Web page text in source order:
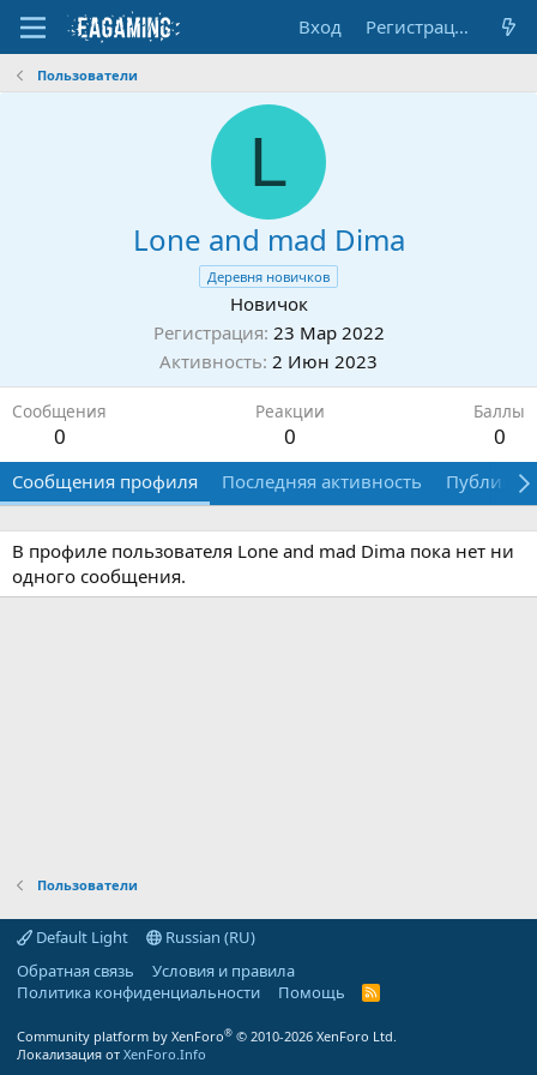
Вход Регистрация
Пользователи
L
Lone and mad Dima
Деревня новичков
Новичок
Регистрация 23 Мар 2022
Активность 2 Июн 2023
Сообщения
0
Реакции
0
Баллы
0
Сообщения профиля Последняя активность
В профиле пользователя Lone and mad Dima пока нет ни
одного сообщения.
Пользователи
Default Light
Russian (RU)
Обратная связь
Условия и правила
Политика конфиденциальности
Помощь
R
Community platform by XenForo® © 2010-2026 XenForo Ltd.
Локализация от XenForo.Info